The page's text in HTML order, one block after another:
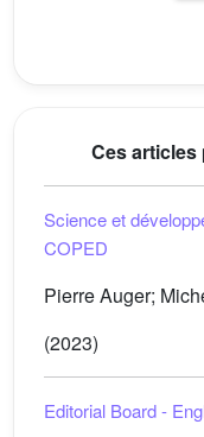
Ces
Science et
COPED
Pierre Auger;
(2023)
Editorial Board -